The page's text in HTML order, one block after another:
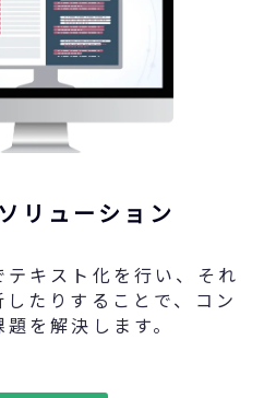
リューション
キスト化を行い、それ
たりすることで、コン
を解決します。